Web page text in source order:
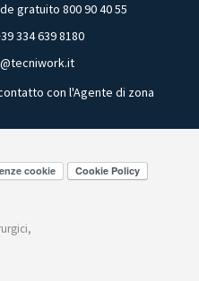
gratuito 800 90 40 55
334 639 8180
con l'Agente di zona
cookie